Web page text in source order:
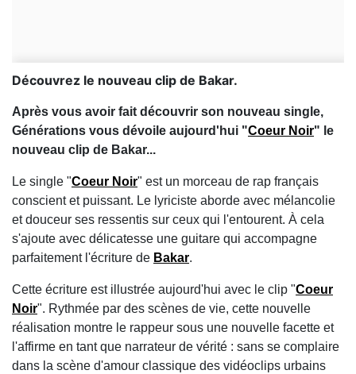
Découvrez le nouveau clip de Bakar.
Après vous avoir fait découvrir son nouveau single,
Générations vous dévoile aujourd'hui "Coeur Noir" le
nouveau clip de Bakar...
Le single "Coeur Noir" est un morceau de rap français
conscient et puissant. Le lyriciste aborde avec mélancolie
et douceur ses ressentis sur ceux qui l'entourent. À cela
s'ajoute avec délicatesse une guitare qui accompagne
parfaitement l'écriture de Bakar.
Cette écriture est illustrée aujourd'hui avec le clip "Coeur
Noir". Rythmée par des scènes de vie, cette nouvelle
réalisation montre le rappeur sous une nouvelle facette et
l'affirme en tant que narrateur de vérité : sans se complaire
dans la scène d'amour classique des vidéoclips urbains